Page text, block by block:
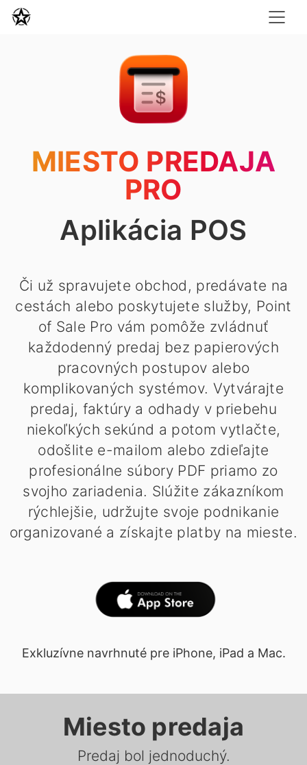
MIESTO PREDAJA
PRO
Aplikácia POS
Či už spravujete obchod, predávate na
cestách alebo poskytujete služby, Point
of Sale Pro vám pomôže zvládnuť
každodenný predaj bez papierových
pracovných postupov alebo
komplikovaných systémov. Vytvárajte
predaj, faktúry a odhady v priebehu
niekoľkých sekúnd a potom vytlačte,
odošlite e-mailom alebo zdieľajte
profesionálne súbory PDF priamo zo
svojho zariadenia. Slúžite zákazníkom
rýchlejšie, udržujte svoje podnikanie
organizované a získajte platby na mieste.
Exkluzívne navrhnuté pre iPhone, iPad a Mac.
Miesto predaja
Predaj bol jednoduchý.